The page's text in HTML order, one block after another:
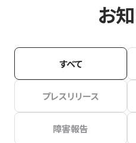
お
すべて
プレスリリース
障害報告